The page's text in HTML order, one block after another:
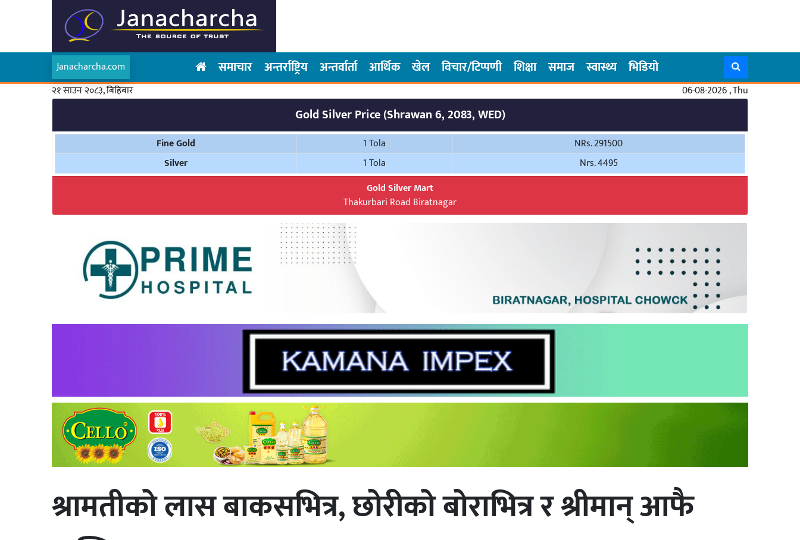
Janacharcha.com समाचार अन्तर्राष्ट्रिय अन्तर्वार्ता आर्थिक खेल विचार/टिप्पणी शिक्षा समाज स्वास्थ्य भिडियो
२१ साउन २०८३, बिहिबार 06-08-2026 , Thu
Gold Silver Price (Shrawan 6, 2083, WED)
Fine Gold 1 Tola
NRs. 291500
Silver
1 Tola
Nrs. 4495
Gold Silver Mart
Thakurbari Road Biratnagar
श्रामतीको लास बाकसभित्र, छोरीको बोराभित्र र श्रीमान् आफै